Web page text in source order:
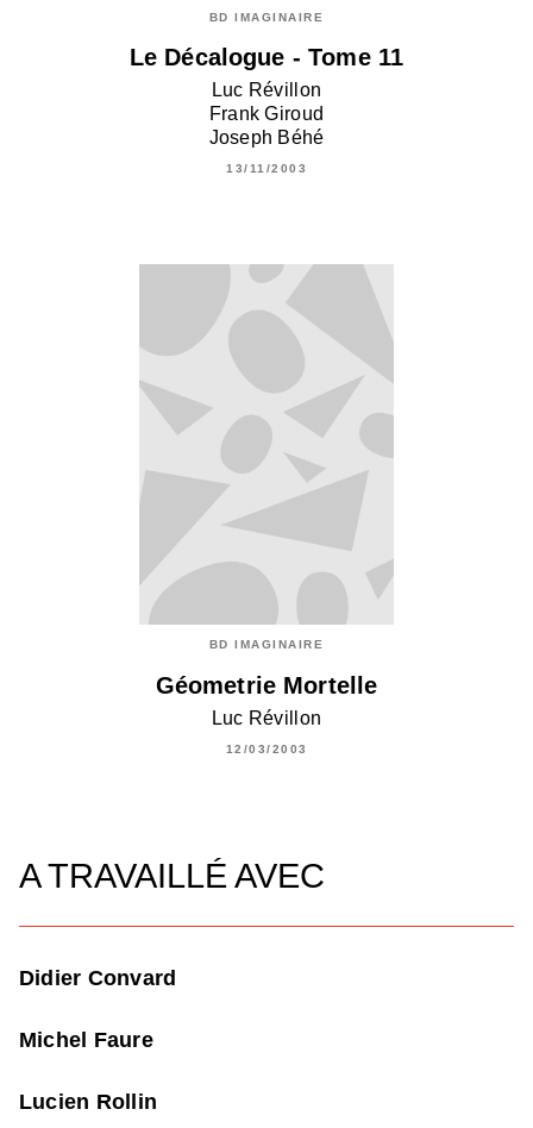
BD IMAGINAIRE
Le Décalogue - Tome 11
Luc Révillon
Frank Giroud
Joseph Béhé
13/11/2003
BD IMAGINAIRE
Géometrie Mortelle
Luc Révillon
12/03/2003
A TRAVAILLÉ AVEC
Didier Convard
Michel Faure
Lucien Rollin